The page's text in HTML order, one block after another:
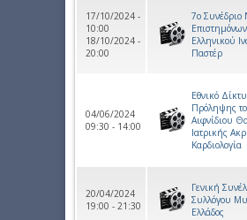
17/10/2024 -
10:00
18/10/2024 -
20:00
7ο Συνέδριο
Ελληνικού
Παστέρ
04/06/2024
09:30 - 14:00
Εθνικό
Πρόληψης
Αιφνίδιου
Ιατρικής
Καρδιολογία
20/04/2024
19:00 - 21:30
Γενική
Συλλόγου
Ελλάδος